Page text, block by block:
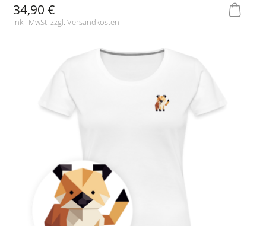
34,90 €
inkl. MwSt. zzgl.Versandkosten